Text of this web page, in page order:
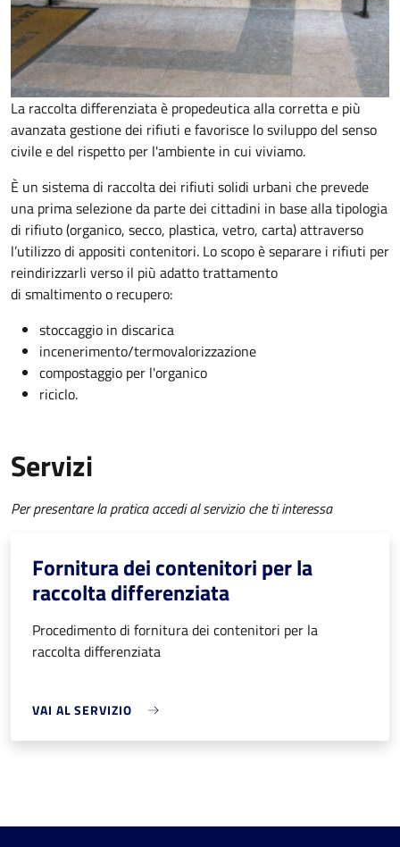
La raccolta differenziata è propedeutica alla corretta e più
avanzata gestione dei rifiuti e favorisce lo sviluppo del senso
civile e del rispetto per l'ambiente in cui viviamo.
È un sistema di raccolta dei rifiuti solidi urbani che prevede
una prima selezione da parte dei cittadini in base alla tipologia
di rifiuto (organico, secco, plastica, vetro, carta) attraverso
l’utilizzo di appositi contenitori. Lo scopo è separare i rifiuti per
reindirizzarli verso il più adatto trattamento
di smaltimento o recupero:
stoccaggio in discarica
incenerimento/termovalorizzazione
compostaggio per l'organico
riciclo.
Servizi
Per presentare la pratica accedi al servizio che ti interessa
Fornitura dei contenitori per la
raccolta differenziata
Procedimento di fornitura dei contenitori per la
raccolta differenziata
VAI AL SERVIZIO